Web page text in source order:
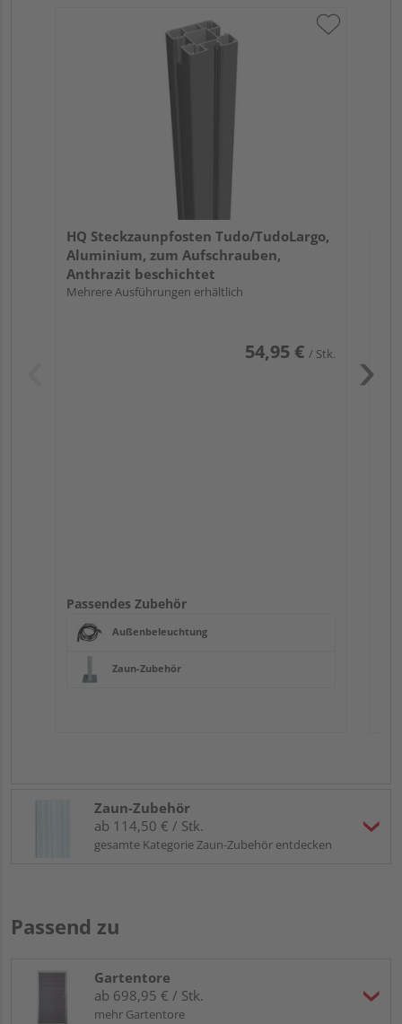
HQ Steckzaunpfosten Tudo/TudoLargo,
Aluminium, zum Aufschrauben,
Anthrazit beschichtet
Mehrere Ausführungen erhältlich
54,95 € / Stk.
Passendes Zubehör
Außenbeleuchtung
Zaun-Zubehör
Zaun-Zubehör
ab 114,50 € / Stk.
gesamte Kategorie Zaun-Zubehör entdecken
Passend zu
Gartentore
ab 698,95 € / Stk.
mehr Gartentore